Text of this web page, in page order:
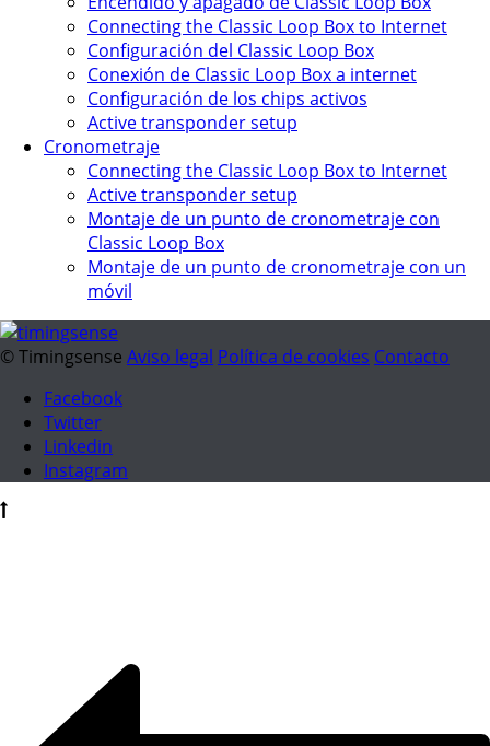
Connecting the Classic Loop Box to Internet
Configuración del Classic Loop Box
Conexión de Classic Loop Box a internet
Configuración de los chips activos
Active transponder setup
Cronometraje
Connecting the Classic Loop Box to Internet
Active transponder setup
Montaje de un punto de cronometraje con
Classic Loop Box
Montaje de un punto de cronometraje con un
móvil
© Timingsense Aviso legal Política de cookies Contacto
Facebook
Twitter
Linkedin
Instagram